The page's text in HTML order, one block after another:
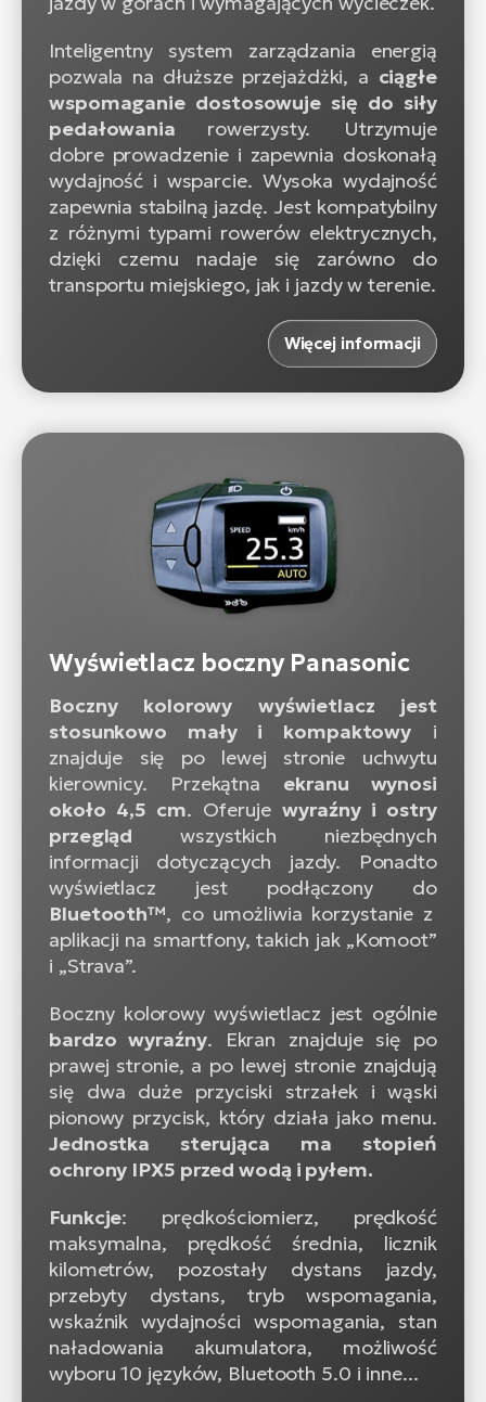
Inteligentny system zarządzania energią
pozwala na dłuższe przejażdżki, a ciągłe
wspomaganie dostosowuje się do siły
pedałowania rowerzysty. Utrzymuje
dobre prowadzenie i zapewnia doskonałą
wydajność i wsparcie. Wysoka wydajność
zapewnia stabilną jazdę. Jest kompatybilny
z różnymi typami rowerów elektrycznych,
dzięki czemu nadaje się zarówno do
transportu miejskiego, jak i jazdy w terenie.
Więcej informacji
Wyświetlacz boczny Panasonic
Boczny kolorowy wyświetlacz jest
stosunkowo mały i kompaktowy i
znajduje się po lewej stronie uchwytu
kierownicy. Przekątna ekranu wynosi
około 4,5 cm. Oferujewyraźny i ostry
przegląd wszystkich niezbędnych
informacji dotyczących jazdy. Ponadto
wyświetlacz jest podłączony do
Bluetooth™, co umożliwia korzystanie z
aplikacji na smartfony, takich jak „Komoot”
i „Strava”.
Boczny kolorowy wyświetlacz jest ogólnie
bardzo wyraźny. Ekran znajduje się po
prawej stronie, a po lewej stronie znajdują
się dwa duże przyciski strzałek i wąski
pionowy przycisk, który działa jako menu.
Jednostka sterująca ma stopień
ochrony IPX5 przed wodą i pyłem.
Funkcje: prędkościomierz, prędkość
maksymalna, prędkość średnia, licznik
kilometrów, pozostały dystans jazdy,
przebyty dystans, tryb wspomagania,
wskaźnik wydajności wspomagania, stan
naładowania akumulatora, możliwość
wyboru 10 języków, Bluetooth 5.0 i inne...